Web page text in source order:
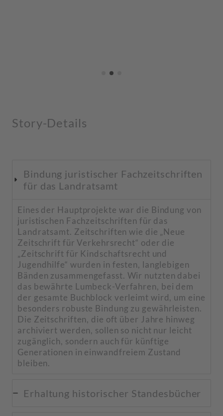
Story-Details
Bindung juristischer Fachzeitschriften
für das Landratsamt
Eines der Hauptprojekte war die Bindung von
juristischen Fachzeitschriften für das
Landratsamt. Zeitschriften wie die „Neue
Zeitschrift für Verkehrsrecht“ oder die
„Zeitschrift für Kindschaftsrecht und
Jugendhilfe“ wurden in festen, langlebigen
Bänden zusammengefasst. Wir nutzten dabei
das bewährte Lumbeck-Verfahren, bei dem
der gesamte Buchblock verleimt wird, um eine
besonders robuste Bindung zu gewährleisten.
Die Zeitschriften, die oft über Jahre hinweg
archiviert werden, sollen so nicht nur leicht
zugänglich, sondern auch für künftige
Generationen in einwandfreiem Zustand
bleiben.
Erhaltung historischer Standesbücher